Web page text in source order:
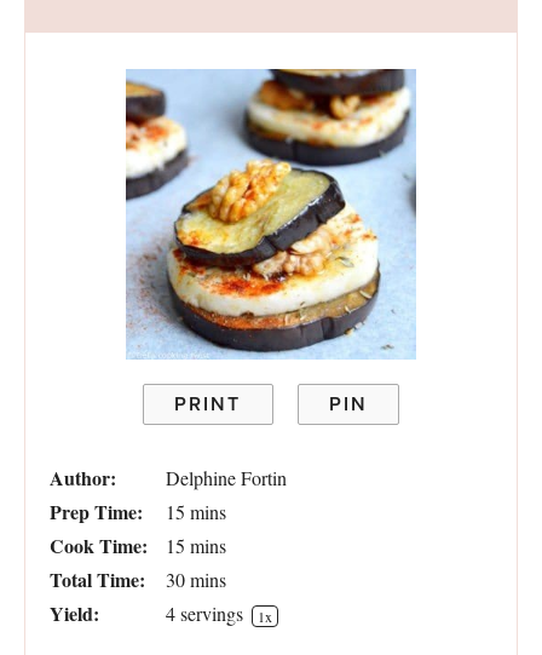
PRINT PIN
Author: Delphine Fortin
Prep Time: 15 mins
Cook Time: 15 mins
Total Time: 30 mins
Yield: 4servings 1x